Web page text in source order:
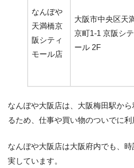
なんぼや
天満橋京
阪シティ
モール店
大阪市中央区天
京町1-1 京阪シ
ール 2F
なんぼや大阪店は、大阪梅田駅か
るため、仕事や買い物のついでに利
なんぼや大阪店は大阪府内でも、
実しています。